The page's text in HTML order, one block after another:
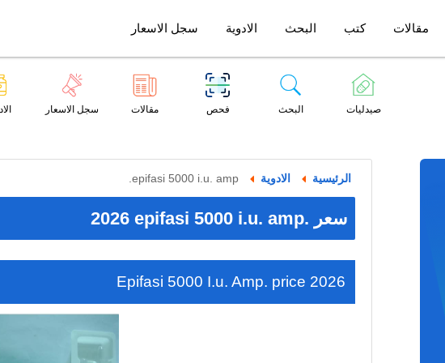
مقالات كتب البحث الادوية سجل الاسعار
صيدليات البحث فحص مقالات سجل الاسعار
الرئيسية الادوية epifasi 5000 i.u. amp.
2026 epifasi 5000 i.u. amp. سعر
Epifasi 5000 I.u. Amp. price 2026